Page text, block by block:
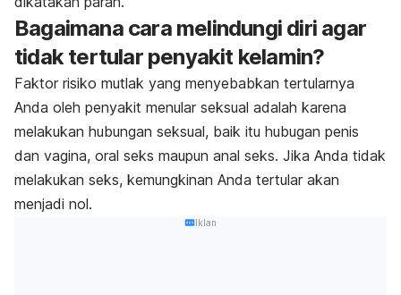
Bagaimana cara melindungi diri agar
tidak tertular penyakit kelamin?
Faktor risiko mutlak yang menyebabkan tertularnya
Anda oleh penyakit menular seksual adalah karena
melakukan hubungan seksual, baik itu hubugan penis
dan vagina, oral seks maupun anal seks. Jika Anda tidak
melakukan seks, kemungkinan Anda tertular akan
menjadi nol.
Iklan